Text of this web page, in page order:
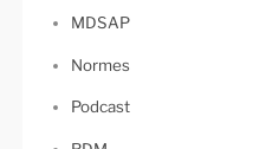
MDSAP
Normes
Podcast